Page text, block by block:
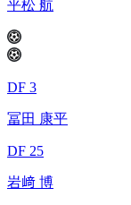
平松 航
DF 3
冨田 康平
DF 25
岩﨑 博